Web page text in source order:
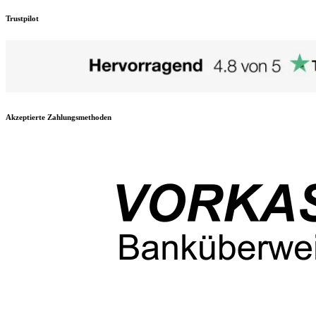
Trustpilot
Akzeptierte Zahlungsmethoden